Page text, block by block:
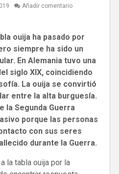
Añadir comentario
ouija ha pasado por
siempre ha sido un
En Alemania tuvo una
siglo XIX, coincidiendo
La ouija se convirtió
entre la alta burguesía.
la Segunda Guerra
porque las personas
con sus seres
durante la Guerra.
la tabla ouija por la